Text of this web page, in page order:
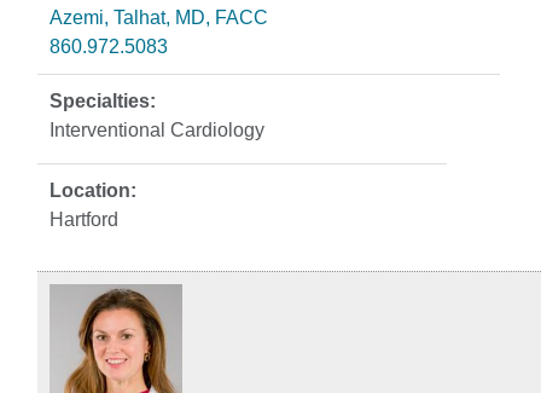
Azemi, Talhat, MD, FACC
860.972.5083
Interventional Cardiology
Hartford